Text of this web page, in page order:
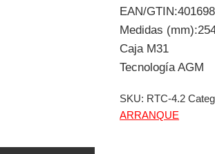
EAN/
Medidas
Caja M31
Tecnología AGM
SKU: RTC-4.2
ARRANQUE